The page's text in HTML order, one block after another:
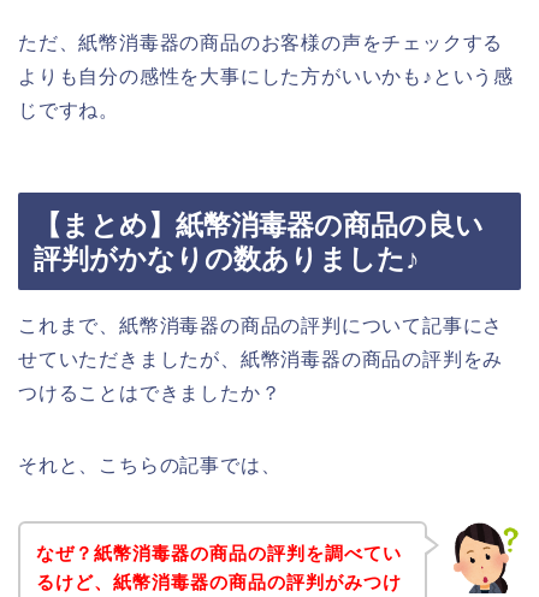
ただ、紙幣消毒器の商品のお客様の声をチェックする
よりも自分の感性を大事にした方がいいかも♪という感
じですね。
【まとめ】紙幣消毒器の商品の良い
評判がかなりの数ありました♪
これまで、紙幣消毒器の商品の評判について記事にさ
せていただきましたが、紙幣消毒器の商品の評判をみ
つけることはできましたか？
それと、こちらの記事では、
なぜ？紙幣消毒器の商品の評判を調べてい
るけど、紙幣消毒器の商品の評判がみつけ